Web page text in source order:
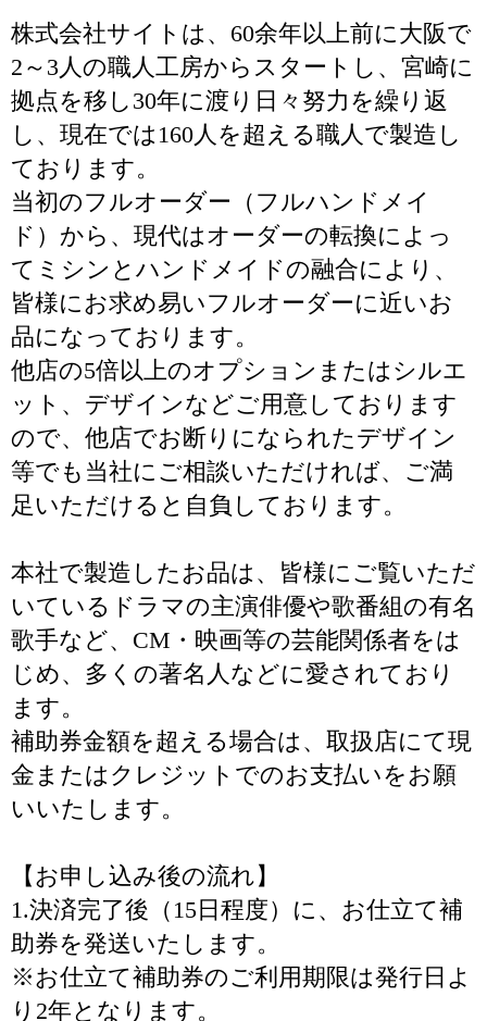
株式会社サイトは、60余年以上前に大阪で
2～3人の職人工房からスタートし、宮崎に
拠点を移し30年に渡り日々努力を繰り返
し、現在では160人を超える職人で製造し
ております。
当初のフルオーダー（フルハンドメイ
ド）から、現代はオーダーの転換によっ
てミシンとハンドメイドの融合により、
皆様にお求め易いフルオーダーに近いお
品になっております。
他店の5倍以上のオプションまたはシルエ
ット、デザインなどご用意しております
ので、他店でお断りになられたデザイン
等でも当社にご相談いただければ、ご満
足いただけると自負しております。
本社で製造したお品は、皆様にご覧いただ
いているドラマの主演俳優や歌番組の有名
歌手など、CM・映画等の芸能関係者をは
じめ、多くの著名人などに愛されており
ます。
補助券金額を超える場合は、取扱店にて現
金またはクレジットでのお支払いをお願
いいたします。
【お申し込み後の流れ】
1.決済完了後（15日程度）に、お仕立て補
助券を発送いたします。
※お仕立て補助券のご利用期限は発行日よ
り2年となります。